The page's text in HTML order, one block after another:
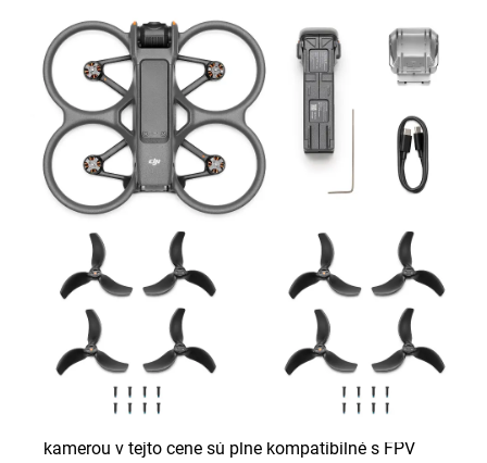
do sveta adrenalínového FPV lietania s ešte lepšou
kvalitou obrazu.
presnosť riadenia a predlžuje dosah prenosu signálu až
na hranicu 10 km.
Dlhší letový čas a vyššia odolnosť
– lacné drony v tejto
triede už ponúkajú dlhšiu výdrž na jednu batériu (okolo
23 minút) a lepšiu stabilitu aj v miernom vetre.
Vysoká variabilita snímkovania
– pri pokročilejších
modeloch získate možnosť natáčať v 4K pri vyšších
snímkovacích frekvenciách (až 60 fps) alebo vytvárať
efektné spomalené zábery v 2.7K či 1080p pri 120 fps.
Väčšia flexibilita úložiska
– okrem štedrej internej
pamäte (okolo 46–49 GB) už v tejto cenovej kategórii
býva štandardom aj slot na microSD kartu, čo vám
umožní vziať si so sebou prakticky neobmedzený
priestor na záznam.
Príprava na pohlcujúci zážitok
– mnohé lacné drony s
kamerou v tejto cene sú plne kompatibilné s FPV